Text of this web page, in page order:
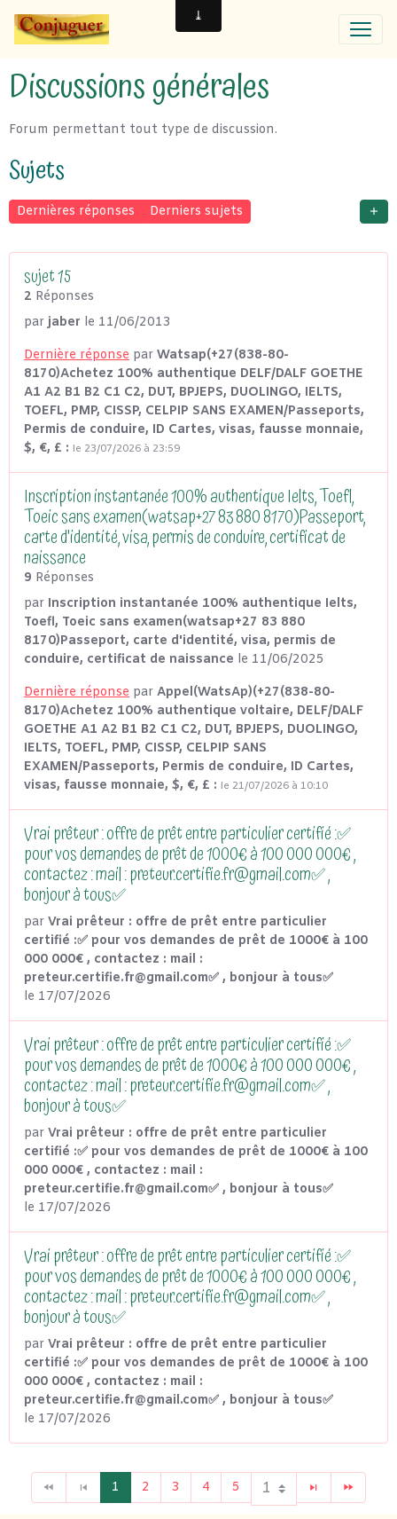
Discussions générales
Forum permettant tout type de discussion.
Sujets
Dernières réponses Derniers sujets
sujet 15
2 Réponses
parjaber le 11/06/2013
Dernière réponse par Watsap(+27(838-80-
8170)Achetez 100% authentique DELF/DALF GOETHE
A1 A2 B1 B2 C1 C2, DUT, BPJEPS, DUOLINGO, IELTS,
TOEFL, PMP, CISSP, CELPIP SANS EXAMEN/Passeports,
Permis de conduire, ID Cartes, visas, fausse monnaie,
$, €, £ : le 23/07/2026 à 23:59
Inscription instantanée 100% authentique Ielts, Toefl,
Toeic sans examen(watsap+27 83 880 8170)Passeport,
carte d'identité, visa, permis de conduire, certificat de
naissance
9 Réponses
par Inscription instantanée 100% authentique Ielts,
Toefl, Toeic sans examen(watsap+27 83 880
8170)Passeport, carte d'identité, visa, permis de
conduire, certificat de naissance le 11/06/2025
Dernière réponse par Appel(WatsAp)(+27(838-80-
8170)Achetez 100% authentique voltaire, DELF/DALF
GOETHE A1 A2 B1 B2 C1 C2, DUT, BPJEPS, DUOLINGO,
IELTS, TOEFL, PMP, CISSP, CELPIP SANS
EXAMEN/Passeports, Permis de conduire, ID Cartes,
visas, fausse monnaie, $, €, £ : le 21/07/2026 à 10:10
Vrai prêteur : offre de prêt entre particulier certifié :✅
pour vos demandes de prêt de 1000€ à 100 000 000€ ,
contactez : mail : preteur.certifie.fr@gmail.com✅ ,
bonjour à tous✅
par Vrai prêteur : offre de prêt entre particulier
certifié :✅ pour vos demandes de prêt de 1000€ à 100
000 000€ , contactez : mail :
preteur.certifie.fr@gmail.com✅ , bonjour à tous✅
le 17/07/2026
Vrai prêteur : offre de prêt entre particulier certifié :✅
pour vos demandes de prêt de 1000€ à 100 000 000€ ,
contactez : mail : preteur.certifie.fr@gmail.com✅ ,
bonjour à tous✅
par Vrai prêteur : offre de prêt entre particulier
certifié :✅ pour vos demandes de prêt de 1000€ à 100
000 000€ , contactez : mail :
preteur.certifie.fr@gmail.com✅ , bonjour à tous✅
le 17/07/2026
Vrai prêteur : offre de prêt entre particulier certifié :✅
pour vos demandes de prêt de 1000€ à 100 000 000€ ,
contactez : mail : preteur.certifie.fr@gmail.com✅ ,
bonjour à tous✅
par Vrai prêteur : offre de prêt entre particulier
certifié :✅ pour vos demandes de prêt de 1000€ à 100
000 000€ , contactez : mail :
preteur.certifie.fr@gmail.com✅ , bonjour à tous✅
le 17/07/2026
1 2 3 4 5